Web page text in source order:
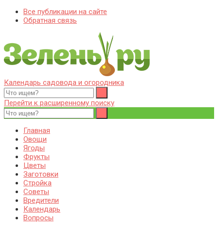
Все публикации на сайте
Обратная связь
Zelenj.ru – все про садоводство, земледелие, фермерство и
птицеводство
Особенности садоводства, земледелия, фермерства и
птицеводства. Выращивания культур, сбор и хранение урожая.
Уход за дачным участком, деревьями и кустами. Полезные
советы дачникам и садоводам
Календарь садовода и огородника
Перейти к расширенному поиску
Главная
Овощи
Ягоды
Фрукты
Цветы
Заготовки
Стройка
Советы
Вредители
Календарь
Вопросы